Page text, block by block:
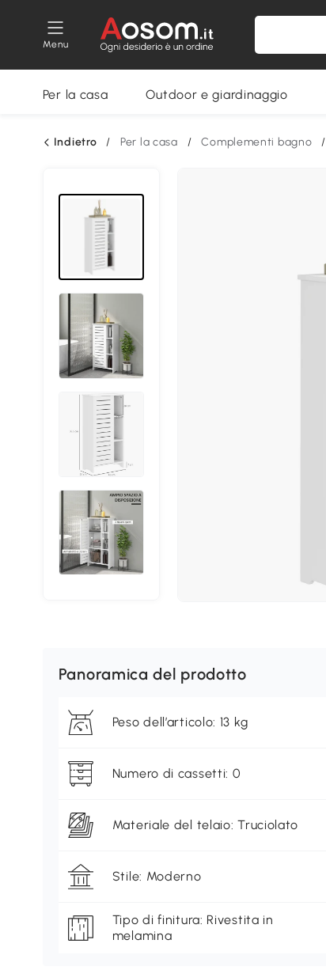
Menu
Per la casa Outdoor e giardinaggio
Indietro / Per la casa / Complementi bagno /
Panoramica del prodotto
Peso dell’articolo: 13 kg
Numero di cassetti: 0
Materiale del telaio: Truciolato
Stile: Moderno
Tipo di finitura: Rivestita in
melamina